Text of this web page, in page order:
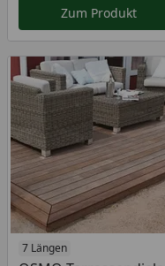
Zum Produkt
7 Längen
Produkt am Lager